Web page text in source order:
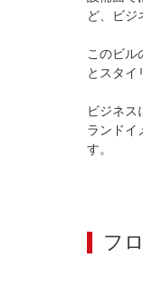
ど、ビジ
このビル
とスタイ
ビジネス
ランドイ
す。
フ